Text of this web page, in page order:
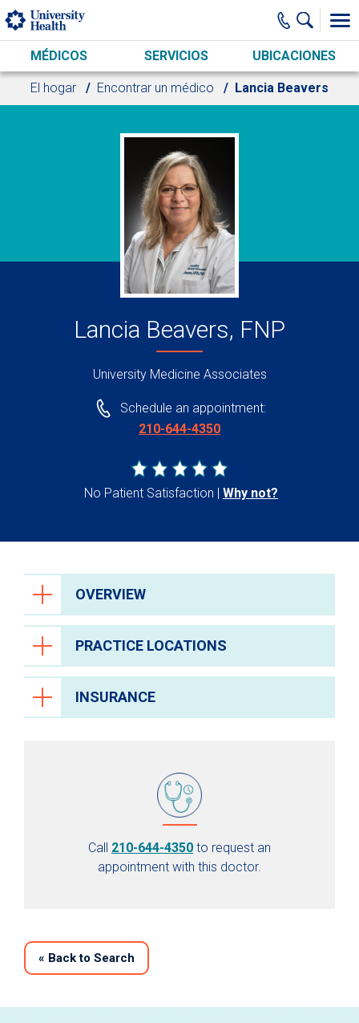
Skip to main content
MÉDICOS SERVICIOS UBICACIONES
El hogar Encontrar un médico Lancia Beavers
Lancia Beavers, FNP
University Medicine Associates
Schedule an appointment:
210-644-4350
No Patient Satisfaction Why not?
OVERVIEW
PRACTICE LOCATIONS
INSURANCE
Call 210-644-4350 to request an
appointment with this doctor.
« Back to Search